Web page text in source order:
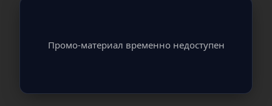
Промо-материал временно недоступен